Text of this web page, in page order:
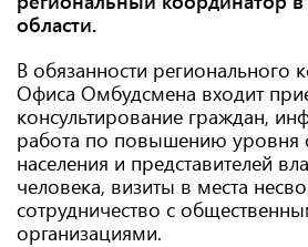
области.
В обязанности регионального
Офиса Омбудсмена входит
консультирование граждан,
работа по повышению уровня
населения и представителей
человека, визиты в места
сотрудничество с
организациями.